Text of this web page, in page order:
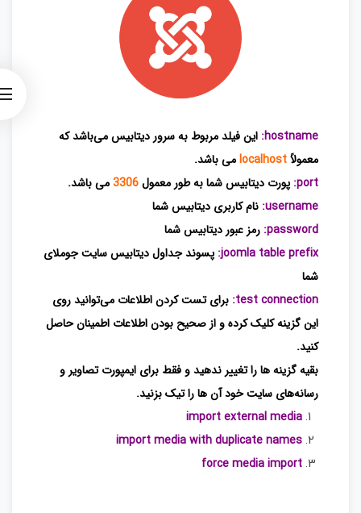
hostname: این فیلد مربوط به سرور دیتابیس می‌باشد که
معمولاًlocalhostمی باشد.
port: پورت دیتابیس شما به ‌طور معمول3306می باشد.
username: نام کاربری دیتابیس شما
password: رمز عبور دیتابیس شما
joomla table prefix: پسوند جداول دیتابیس سایت جوملای
شما
test connection: برای تست کردن اطلاعات می‌توانید روی
این گزینه کلیک کرده و از صحیح بودن اطلاعات اطمینان حاصل
کنید.
بقیه گزینه ها را تغییر ندهید و فقط برای ایمپورت تصاویر و
رسانه‌های سایت خود آن ها را تیک بزنید.
import external media
import media with duplicate names
force media import